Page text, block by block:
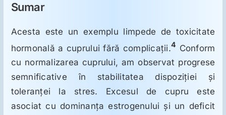
Sumar
Acesta este un exemplu limpede de toxicitate
hormonală a cuprului fără complicaţii.4 Conform
cu normalizarea cuprului, am observat progrese
semnificative în stabilitatea dispoziţiei şi
toleranţei la stres. Excesul de cupru este
asociat cu dominanţa estrogenului şi un deficit